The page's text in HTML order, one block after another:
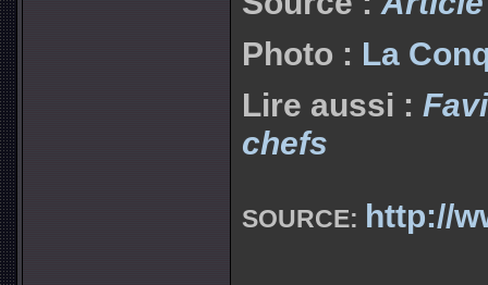
Photo : La
Lire aussi :
chefs
SOURCE: http://